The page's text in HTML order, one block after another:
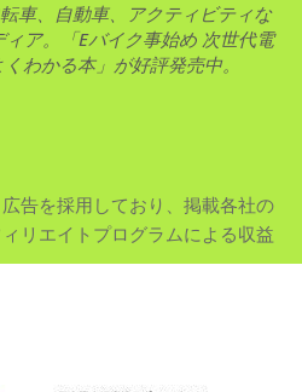
車、自動車、アクティビティな
ア。「Eバイク事始め 次世代電
わかる本」が好評発売中。
告を採用しており、掲載各社の
リエイトプログラムによる収益